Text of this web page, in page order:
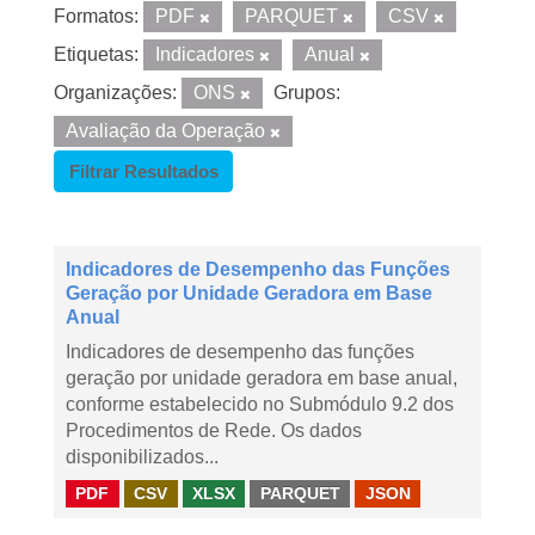
Formatos: PDF PARQUET
CSV
Etiquetas:
Indicadores
Anual
Organizações:
ONS
Grupos:
Avaliação da Operação
Filtrar Resultados
Indicadores de Desempenho das Funções
Geração por Unidade Geradora em Base
Anual
Indicadores de desempenho das funções
geração por unidade geradora em base anual,
conforme estabelecido no Submódulo 9.2 dos
Procedimentos de Rede. Os dados
disponibilizados...
PDF CSV XLSX PARQUET JSON